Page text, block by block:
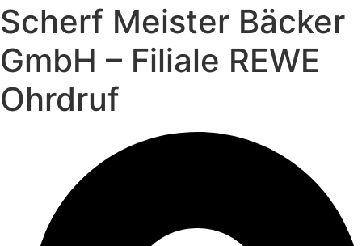
Scherf Meister Bäcker
GmbH – Filiale REWE
Ohrdruf